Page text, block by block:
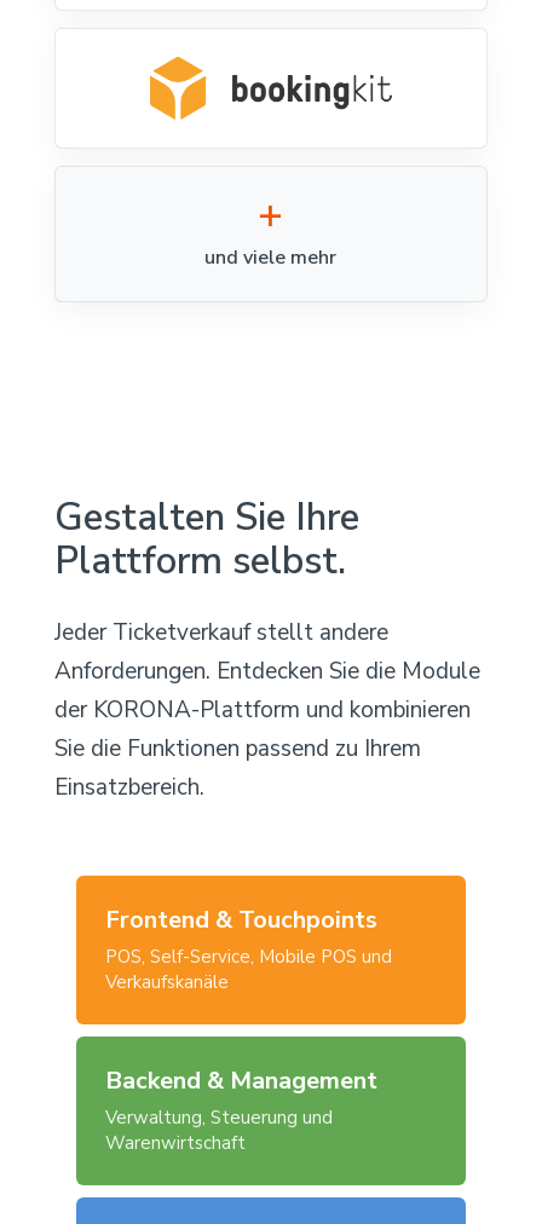
und viele mehr
Gestalten Sie Ihre
Plattform selbst.
Jeder Ticketverkauf stellt andere
Anforderungen. Entdecken Sie die Module
der KORONA-Plattform und kombinieren
Sie die Funktionen passend zu Ihrem
Einsatzbereich.
Frontend & Touchpoints
POS, Self-Service, Mobile POS und
Verkaufskanäle
Backend & Management
Verwaltung, Steuerung und
Warenwirtschaft